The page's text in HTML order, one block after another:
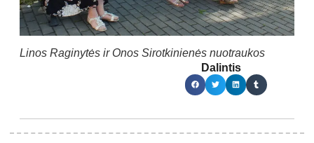
Linos Raginytės ir Onos Sirotkinienės nuotraukos
Dalintis